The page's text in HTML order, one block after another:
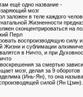
ещё одно название -
мозг
заложен в теле каждого
Жизненности
сконцентрироваться на
Перл
воспроизводящую силу
Жизни и сублимации
в Ничто, и при
за смертью
мозг, делая за 9 оборотов
(Инь-Ян), то она
силой (Ян Цзин).